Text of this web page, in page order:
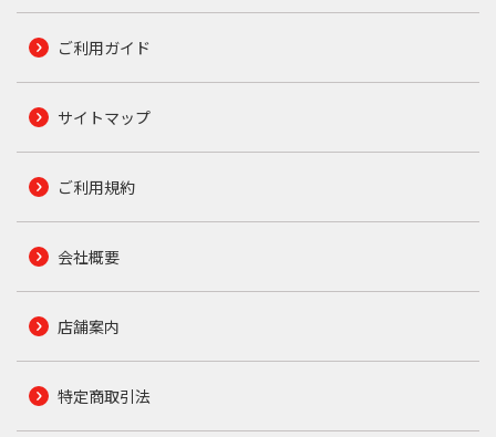
ご利用ガイド
サイトマップ
ご利用規約
会社概要
店舗案内
特定商取引法